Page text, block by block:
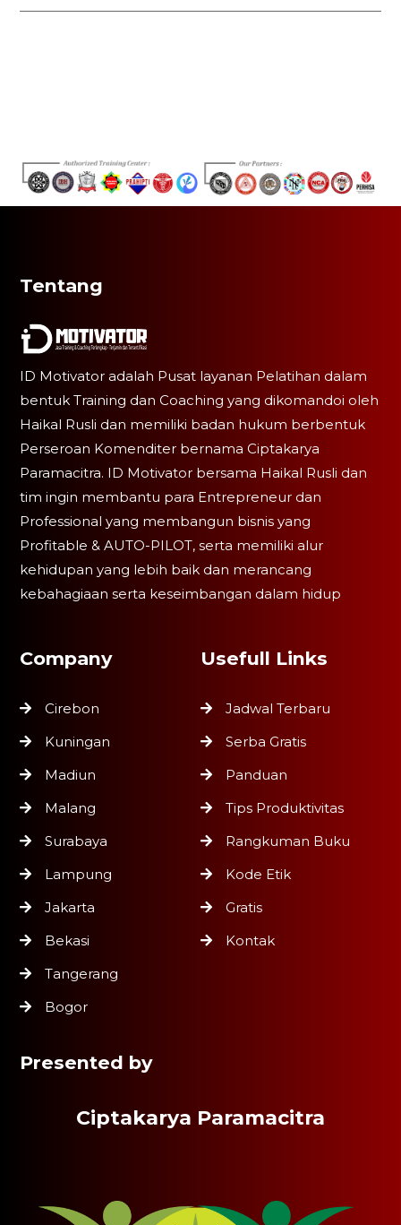
Tentang
ID Motivator adalah Pusat layanan Pelatihan dalam
bentuk Training dan Coaching yang dikomandoi oleh
Haikal Rusli dan memiliki badan hukum berbentuk
Perseroan Komenditer bernama Ciptakarya
Paramacitra. ID Motivator bersama Haikal Rusli dan
tim ingin membantu para Entrepreneur dan
Professional yang membangun bisnis yang
Profitable & AUTO-PILOT, serta memiliki alur
kehidupan yang lebih baik dan merancang
kebahagiaan serta keseimbangan dalam hidup
Company
Cirebon
Kuningan
Madiun
Malang
Surabaya
Lampung
Jakarta
Bekasi
Tangerang
Bogor
Usefull Links
Jadwal Terbaru
Serba Gratis
Panduan
Tips Produktivitas
Rangkuman Buku
Kode Etik
Gratis
Kontak
Presented by
Ciptakarya Paramacitra